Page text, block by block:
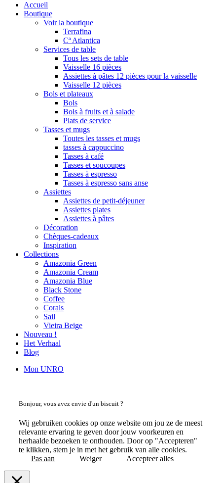
Accueil
Boutique
Voir la boutique
Terrafina
Cª Atlantica
Services de table
Tous les sets de table
Vaisselle 16 pièces
Assiettes à pâtes 12 pièces pour la vaisselle
Vaisselle 12 pièces
Bols et plateaux
Bols
Bols à fruits et à salade
Plats de service
Tasses et mugs
Toutes les tasses et mugs
tasses à cappuccino
Tasses à café
Tasses et soucoupes
Tasses à espresso
Tasses à espresso sans anse
Assiettes
Assiettes de petit-déjeuner
Assiettes plates
Assiettes à pâtes
Décoration
Chèques-cadeaux
Inspiration
Collections
Amazonia Green
Amazonia Cream
Amazonia Blue
Black Stone
Coffee
Corals
Sail
Vieira Beige
Nouveau !
Het Verhaal
Blog
Mon UNRO
Bonjour, vous avez envie d'un biscuit ?
Wij gebruiken cookies op onze website om jou ze de meest
relevante ervaring te geven door jouw voorkeuren en
herhaalde bezoeken te onthouden. Door op "Accepteren"
te klikken, stem je in met het gebruik van alle cookies.
Pas aan
Weiger Accepteer alles